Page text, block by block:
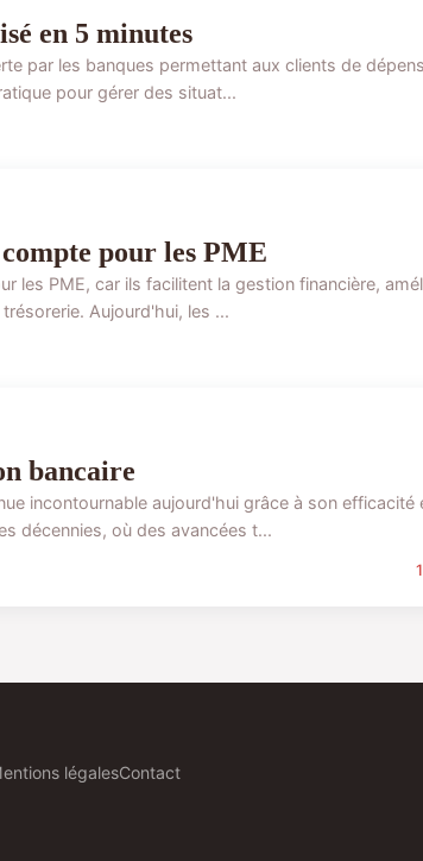
en 5 minutes
par les banques permettant aux clients de
pour gérer des situat...
pour les PME
les PME, car ils facilitent la gestion financière,
Aujourd'hui, les ...
bancaire
incontournable aujourd'hui grâce à son efficacité
décennies, où des avancées t...
légalesContact